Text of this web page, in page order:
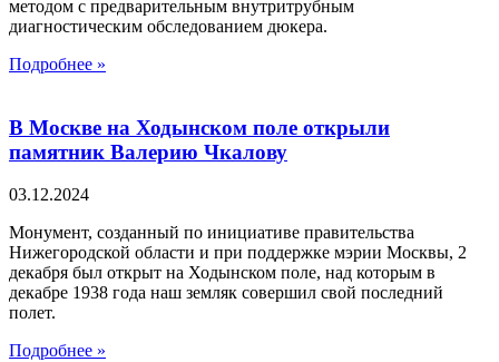
методом с предварительным внутритрубным
диагностическим обследованием дюкера.
Подробнее »
В Москве на Ходынском поле открыли
памятник Валерию Чкалову
03.12.2024
Монумент, созданный по инициативе правительства
Нижегородской области и при поддержке мэрии Москвы, 2
декабря был открыт на Ходынском поле, над которым в
декабре 1938 года наш земляк совершил свой последний
полет.
Подробнее »